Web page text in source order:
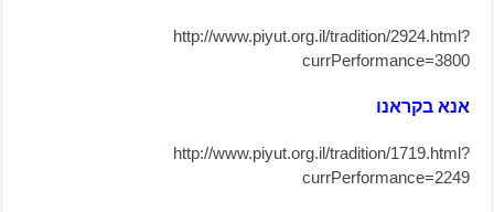
http://www.piyut.org.il/tradition/2924.html?
currPerformance=3800
אנא בקראנו
http://www.piyut.org.il/tradition/1719.html?
currPerformance=2249